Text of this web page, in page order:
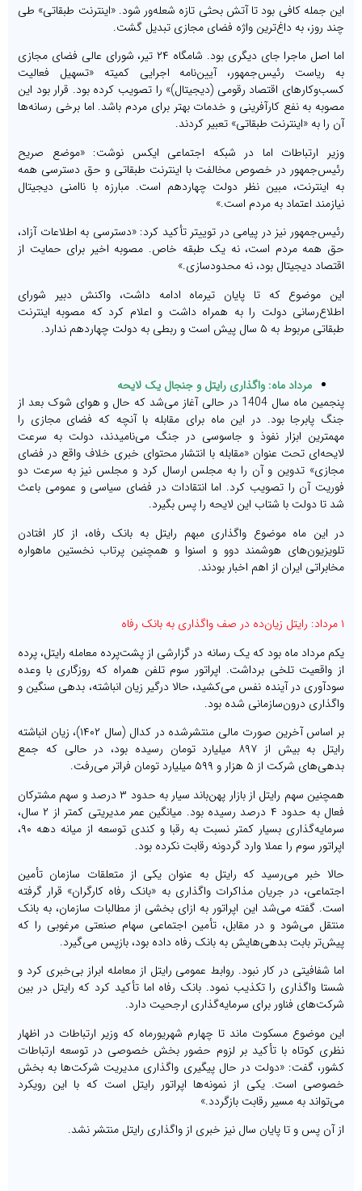
این جمله کافی بود تا آتش بحثی تازه شعله‌ور شود. «اینترنت طبقاتی» طی
چند روز، به داغ‌ترین واژه فضای مجازی تبدیل گشت.
اما اصل ماجرا جای دیگری بود. شامگاه ۲۴ تیر، شورای عالی فضای مجازی
به ریاست رئیس‌جمهور، آیین‌نامه اجرایی کمیته «تسهیل فعالیت
کسب‌وکارهای اقتصاد رقومی (دیجیتال)» را تصویب کرده بود. قرار بود این
مصوبه به نفع کارآفرینی و خدمات بهتر برای مردم باشد. اما برخی رسانه‌ها
آن را به «اینترنت طبقاتی» تعبیر کردند.
وزیر ارتباطات اما در شبکه اجتماعی ایکس نوشت: «موضع صریح
رئیس‌جمهور در خصوص مخالفت با اینترنت طبقاتی و حق دسترسی همه
به اینترنت، مبین نظر دولت چهاردهم است. مبارزه با ناامنی دیجیتال
نیازمند اعتماد به مردم است.»
رئیس‌جمهور نیز در پیامی در توییتر تأکید کرد: «دسترسی به اطلاعات آزاد،
حق همه مردم است، نه یک طبقه خاص. مصوبه اخیر برای حمایت از
اقتصاد دیجیتال بود، نه محدودسازی.»
این موضوع که تا پایان تیرماه ادامه داشت، واکنش دبیر شورای
اطلاع‌رسانی دولت را به همراه داشت و اعلام کرد که مصوبه اینترنت
طبقاتی مربوط به ۵ سال پیش است و ربطی به دولت چهاردهم ندارد.
مرداد ماه: واگذاری رایتل و جنجال یک لایحه
پنجمین ماه سال 1404 در حالی آغاز می‌شد که حال و هوای شوک بعد از
جنگ پابرجا بود. در این ماه برای مقابله با آنچه که فضای مجازی را
مهمترین ابزار نفوذ و جاسوسی در جنگ می‌نامیدند، دولت به سرعت
لایحه‌ای تحت عنوان «مقابله با انتشار محتوای خبری خلاف واقع در فضای
مجازی» تدوین و آن را به مجلس ارسال کرد و مجلس نیز به سرعت دو
فوریت آن را تصویب کرد. اما انتقادات در فضای سیاسی و عمومی باعث
شد تا دولت با شتاب این لایحه را پس بگیرد.
در این ماه موضوع واگذاری مبهم رایتل به بانک رفاه، از کار افتادن
تلویزیون‌های هوشمند دوو و اسنوا و همچنین پرتاب نخستین ماهواره
مخابراتی ایران از اهم اخبار بودند.
۱ مرداد: رایتل زیان‌ده در صف واگذاری به بانک رفاه
یکم مرداد ماه بود که یک رسانه در گزارشی از پشت‌پرده معامله رایتل، پرده
از واقعیت تلخی برداشت. اپراتور سوم تلفن همراه که روزگاری با وعده
سودآوری در آینده نفس می‌کشید، حالا درگیر زیان انباشته، بدهی سنگین و
واگذاری درون‌سازمانی شده بود.
بر اساس آخرین صورت مالی منتشرشده در کدال (سال ۱۴۰۲)، زیان انباشته
رایتل به بیش از ۸۹۷ میلیارد تومان رسیده بود، در حالی که جمع
بدهی‌های شرکت از ۵ هزار و ۵۹۹ میلیارد تومان فراتر می‌رفت.
همچنین سهم رایتل از بازار پهن‌باند سیار به حدود ۳ درصد و سهم مشترکان
فعال به حدود ۴ درصد رسیده بود. میانگین عمر مدیریتی کمتر از ۲ سال،
سرمایه‌گذاری بسیار کمتر نسبت به رقبا و کندی توسعه از میانه دهه ۹۰،
اپراتور سوم را عملا وارد گردونه رقابت نکرده بود.
حالا خبر می‌رسید که رایتل به عنوان یکی از متعلقات سازمان تأمین
اجتماعی، در جریان مذاکرات واگذاری به «بانک رفاه کارگران» قرار گرفته
است. گفته می‌شد این اپراتور به ازای بخشی از مطالبات سازمان، به بانک
منتقل می‌شود و در مقابل، تأمین اجتماعی سهام صنعتی مرغوبی را که
پیش‌تر بابت بدهی‌هایش به بانک رفاه داده بود، بازپس می‌گیرد.
اما شفافیتی در کار نبود. روابط عمومی رایتل از معامله ابراز بی‌خبری کرد و
شستا واگذاری را تکذیب نمود. بانک رفاه اما تأکید کرد که رایتل در بین
شرکت‌های فناور برای سرمایه‌گذاری ارجحیت دارد.
این موضوع مسکوت ماند تا چهارم شهریورماه که وزیر ارتباطات در اظهار
نظری کوتاه با تأکید بر لزوم حضور بخش خصوصی در توسعه ارتباطات
کشور، گفت: «دولت در حال پیگیری واگذاری مدیریت شرکت‌ها به بخش
خصوصی است. یکی از نمونه‌ها اپراتور رایتل است که با این رویکرد
می‌تواند به مسیر رقابت بازگردد.»
از آن پس و تا پایان سال نیز خبری از واگذاری رایتل منتشر نشد.